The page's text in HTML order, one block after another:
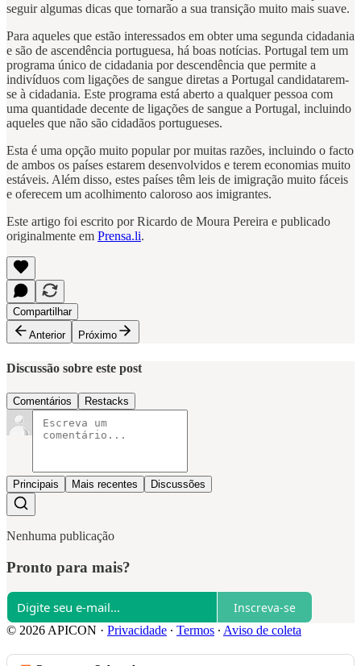
seguir algumas dicas que tornarão a sua transição muito mais suave.
Para aqueles que estão interessados em obter uma segunda cidadania
e são de ascendência portuguesa, há boas notícias. Portugal tem um
programa único de cidadania por descendência que permite a
indivíduos com ligações de sangue diretas a Portugal candidatarem-
se à cidadania. Este programa está aberto a qualquer pessoa com
uma quantidade decente de ligações de sangue a Portugal, incluindo
aqueles que não são cidadãos portugueses.
Esta é uma opção muito popular por muitas razões, incluindo o facto
de ambos os países estarem desenvolvidos e terem economias muito
estáveis. Além disso, estes países têm leis de imigração muito fáceis
e oferecem um acolhimento caloroso aos imigrantes.
Este artigo foi escrito por Ricardo de Moura Pereira e publicado
originalmente em Prensa.li.
Compartilhar
Anterior
Próximo
Discussão sobre este post
Comentários Restacks
Principais Mais recentes Discussões
Nenhuma publicação
Pronto para mais?
Inscreva-se
© 2026 APICON · Privacidade ∙ Termos ∙ Aviso de coleta